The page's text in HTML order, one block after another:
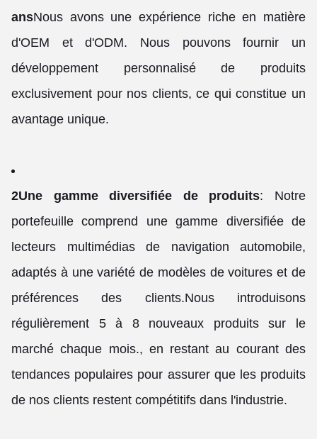
ansNous avons une expérience riche en matière
d'OEM et d'ODM. Nous pouvons fournir un
développement personnalisé de produits
exclusivement pour nos clients, ce qui constitue un
avantage unique.
2Une gamme diversifiée de produits: Notre
portefeuille comprend une gamme diversifiée de
lecteurs multimédias de navigation automobile,
adaptés à une variété de modèles de voitures et de
préférences des clients.Nous introduisons
régulièrement 5 à 8 nouveaux produits sur le
marché chaque mois., en restant au courant des
tendances populaires pour assurer que les produits
de nos clients restent compétitifs dans l'industrie.